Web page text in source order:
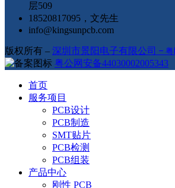
层509
18520817095，文先生
info@kingsunpcb.com
版权所有 – 深圳市景阳电子有限公司 –
粤公网安备44030002005343
首页
服务项目
PCB设计
PCB制造
SMT贴片
PCB检测
PCB组装
产品中心
刚性 PCB